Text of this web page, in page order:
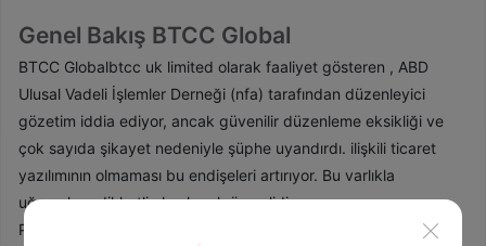
Genel Bakış BTCC Global
BTCC Globalbtcc uk limited olarak faaliyet gösteren , ABD
Ulusal Vadeli İşlemler Derneği (nfa) tarafından düzenleyici
gözetim iddia ediyor, ancak güvenilir düzenleme eksikliği ve
çok sayıda şikayet nedeniyle şüphe uyandırdı. ilişkili ticaret
yazılımının olmaması bu endişeleri artırıyor. Bu varlıkla
uğraşırken dikkatli olmak çok önemlidir.
Pazar teklifleri, Bitcoin (BTC) ve Ether (ETH) gibi önde gelen